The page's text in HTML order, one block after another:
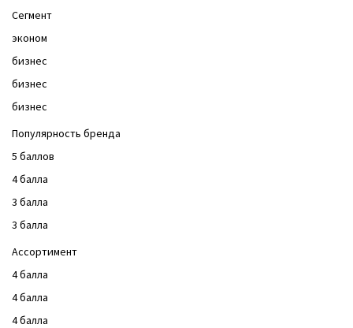
Сегмент
эконом
бизнес
бизнес
бизнес
Популярность бренда
5 баллов
4 балла
3 балла
3 балла
Ассортимент
4 балла
4 балла
4 балла